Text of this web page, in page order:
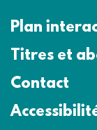
Plan
Titres et
Contact